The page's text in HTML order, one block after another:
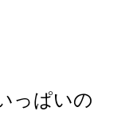
っぱいの